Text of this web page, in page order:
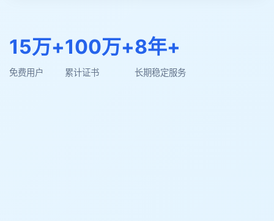
15万+
免费用户
100万+
累计证书
8年+
长期稳定服务